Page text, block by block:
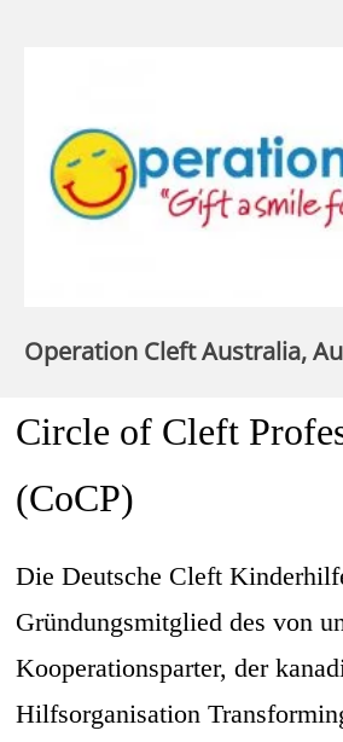
Operation Cleft Australia,
Circle of Cleft
(CoCP)
Die Deutsche Cleft
Gründungsmitglied des von
Kooperationsparter, der
Hilfsorganisation